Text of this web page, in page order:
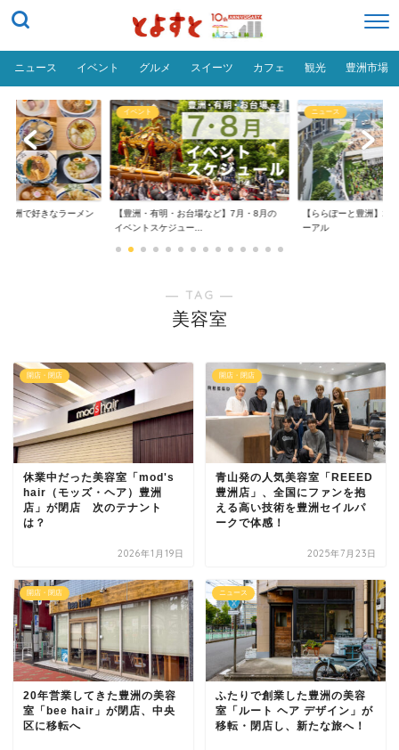
ニュース イベント グルメ スイーツ カフェ 観光 豊洲市場
豊洲で好きなラーメン
イベント
【豊洲・有明・お台場など】7月・8月の
イベントスケジュー...
ニュース
【ららぽーと豊洲】
ーアル
― TAG ―
美容室
開店・閉店
休業中だった美容室「mod's
hair（モッズ・ヘア）豊洲
店」が閉店 次のテナント
は？
2026年1月19日
開店・閉店
青山発の人気美容室「REEED
豊洲店」、全国にファンを抱
える高い技術を豊洲セイルパ
ークで体感！
2025年7月23日
開店・閉店
20年営業してきた豊洲の美容
室「bee hair」が閉店、中央
区に移転へ
ニュース
ふたりで創業した豊洲の美容
室「ルート ヘア デザイン」が
移転・閉店し、新たな旅へ！